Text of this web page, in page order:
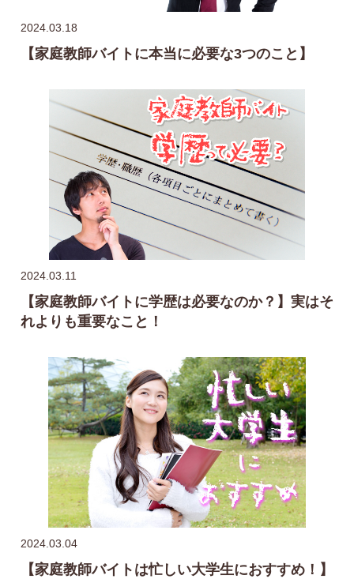
2024.03.18
【家庭教師バイトに本当に必要な3つのこと】
2024.03.11
【家庭教師バイトに学歴は必要なのか？】実はそ
れよりも重要なこと！
2024.03.04
【家庭教師バイトは忙しい大学生におすすめ！】